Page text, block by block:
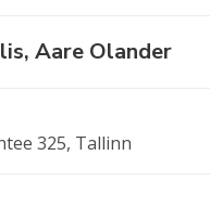
Aare Olander
325, Tallinn